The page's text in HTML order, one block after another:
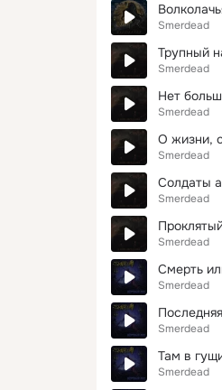
Smerdead
Трупный
Smerdead
Нет
Smerdead
О жизни,
Smerdead
Солдаты
Smerdead
Smerdead
Смерть
Smerdead
Smerdead
Там в
Smerdead